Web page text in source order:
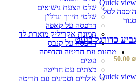
שלט הצעת נישואים
שלטי תיווך ונדל”ן
הדפסה על קאפה
תמונת אקריליק מוארת לד
הדפסה על קנבס
מתנות עם חריטה והדפסה
עטים
מצתים עם חריטה
אולרים וסכינים עם חריטה
Quick view
הוספה לסל
סגור
גביע כדורגל בועט
50.00 ₪
Quick view